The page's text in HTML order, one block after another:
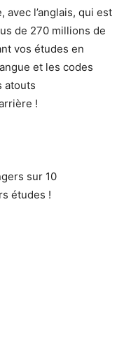
avec l’anglais, qui est
de 270 millions de
vos études en
et les codes
atouts
!
sur 10
études !